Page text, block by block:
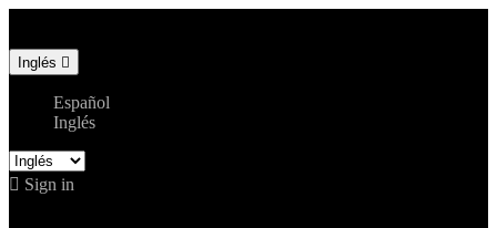
Inglés 
Español
Inglés
 Sign in